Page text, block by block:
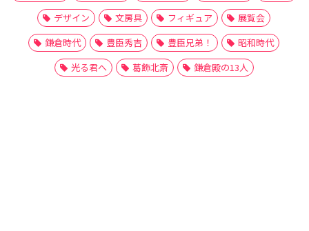
デザイン
文房具 フィギュア
展覧会
鎌倉時代
豊臣秀吉 豊臣兄弟！
昭和時代
光る君へ
葛飾北斎 鎌倉殿の13人